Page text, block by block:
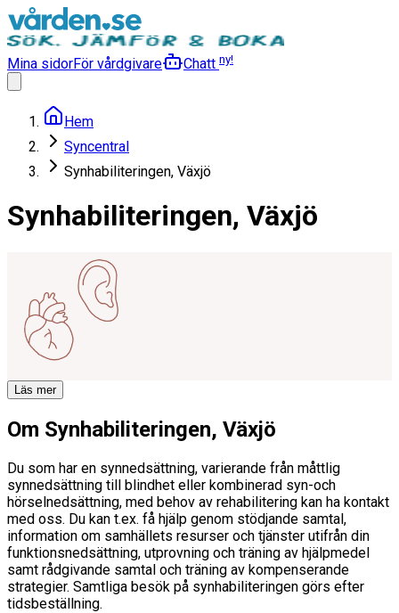
Mina sidorFör vårdgivare Chatt ny!
Hem
Syncentral
Synhabiliteringen, Växjö
Synhabiliteringen, Växjö
Läs mer
Om Synhabiliteringen, Växjö
Du som har en synnedsättning, varierande från måttlig
synnedsättning till blindhet eller kombinerad syn-och
hörselnedsättning, med behov av rehabilitering kan ha kontakt
med oss. Du kan t.ex. få hjälp genom stödjande samtal,
information om samhällets resurser och tjänster utifrån din
funktionsnedsättning, utprovning och träning av hjälpmedel
samt rådgivande samtal och träning av kompenserande
strategier. Samtliga besök på synhabiliteringen görs efter
tidsbeställning.